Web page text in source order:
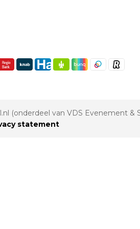
(onderdeel van VDS Evenement &
statement